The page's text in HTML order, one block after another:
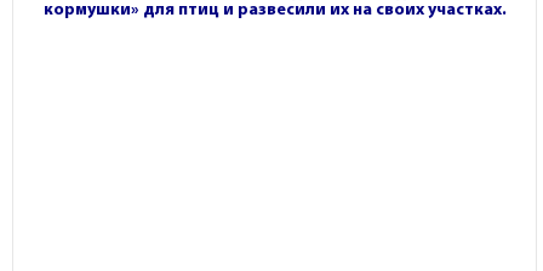
кормушки» для птиц и развесили их на своих участках.